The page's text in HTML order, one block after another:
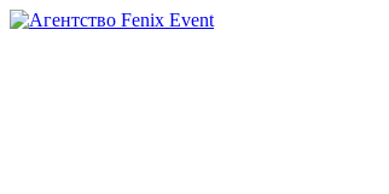
Агентство